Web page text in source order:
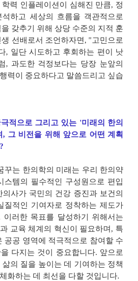
학력 인플레이션이 심해진 만큼, 정
석하고 세상의 흐름을 객관적으로
갖추기 위해 상당 수준의 지적 훈
생 선배로서 조언하자면 , "고민으로
, 일단 시도하고 후회하는 편이 낫
, 과도한 걱정보다는 당장 눈앞의
력이 중요하다고 말씀드리고 싶습
적으로 그리고 있는 '미래의 한의
, 그 비전을 위해 앞으로 어떤 계획
?
꾸는 한의학의 미래는 우리 한의약
스템의 필수적인 구성원으로 편입
의사가 국민의 건강 증진과 보건의
질적인 기여자로 정착하는 제도가
이러한 목표를 달성하기 위해서는
교육 체계의 혁신이 필요하며 , 특
공공 영역에 적극적으로 참여할 수
다지는 것이 중요합니다. 앞으로
의 질을 높이는 데 기여하는 정책
화하는 데 최선을 다할 것입니다.